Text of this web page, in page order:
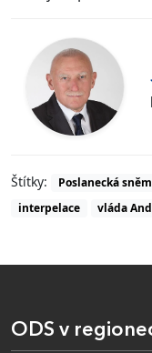
Štítky: Poslanecká
interpelace
vláda
ODS v